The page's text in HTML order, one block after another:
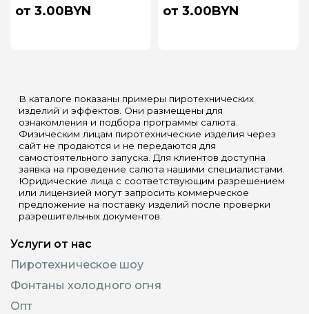
от 3.00BYN от 3.00BYN
В каталоге показаны примеры пиротехнических
изделий и эффектов. Они размещены для
ознакомления и подбора программы салюта.
Физическим лицам пиротехнические изделия через
сайт не продаются и не передаются для
самостоятельного запуска. Для клиентов доступна
заявка на проведение салюта нашими специалистами.
Юридические лица с соответствующим разрешением
или лицензией могут запросить коммерческое
предложение на поставку изделий после проверки
разрешительных документов.
Услуги от нас
Пиротехническое шоу
Фонтаны холодного огня
Опт